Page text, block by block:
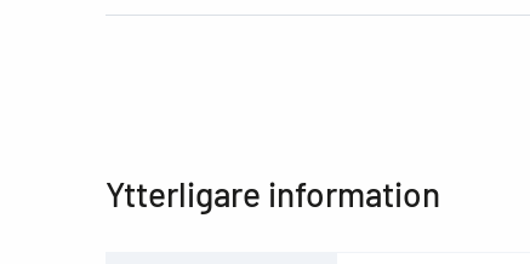
Ytterligare information